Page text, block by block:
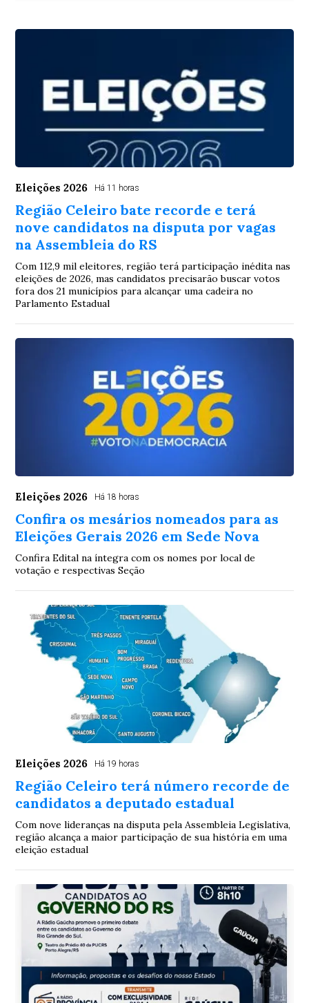
Eleições 2026 Há 11 horas
Região Celeiro bate recorde e terá
nove candidatos na disputa por vagas
na Assembleia do RS
Com 112,9 mil eleitores, região terá participação inédita nas
eleições de 2026, mas candidatos precisarão buscar votos
fora dos 21 municípios para alcançar uma cadeira no
Parlamento Estadual
Eleições 2026 Há 18 horas
Confira os mesários nomeados para as
Eleições Gerais 2026 em Sede Nova
Confira Edital na íntegra com os nomes por local de
votação e respectivas Seção
Eleições 2026 Há 19 horas
Região Celeiro terá número recorde de
candidatos a deputado estadual
Com nove lideranças na disputa pela Assembleia Legislativa,
região alcança a maior participação de sua história em uma
eleição estadual